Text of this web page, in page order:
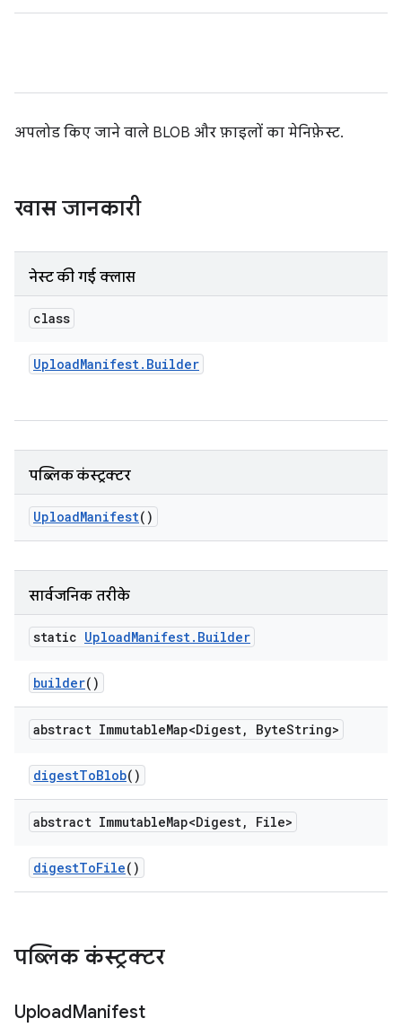
अपलोड किए जाने वाले BLOB और फ़ाइलों का मेनिफ़ेस्ट.
खास जानकारी
नेस्ट की गई क्लास
class
UploadManifest. Builder
पब्लिक कंस्ट्रक्टर
UploadManifest()
सार्वजनिक तरीके
static UploadManifest. Builder
builder()
abstract ImmutableMap<Digest, ByteString>
digestToBlob()
abstract ImmutableMap<Digest, File>
digestToFile()
पब्लिक कंस्ट्रक्टर
UploadManifest